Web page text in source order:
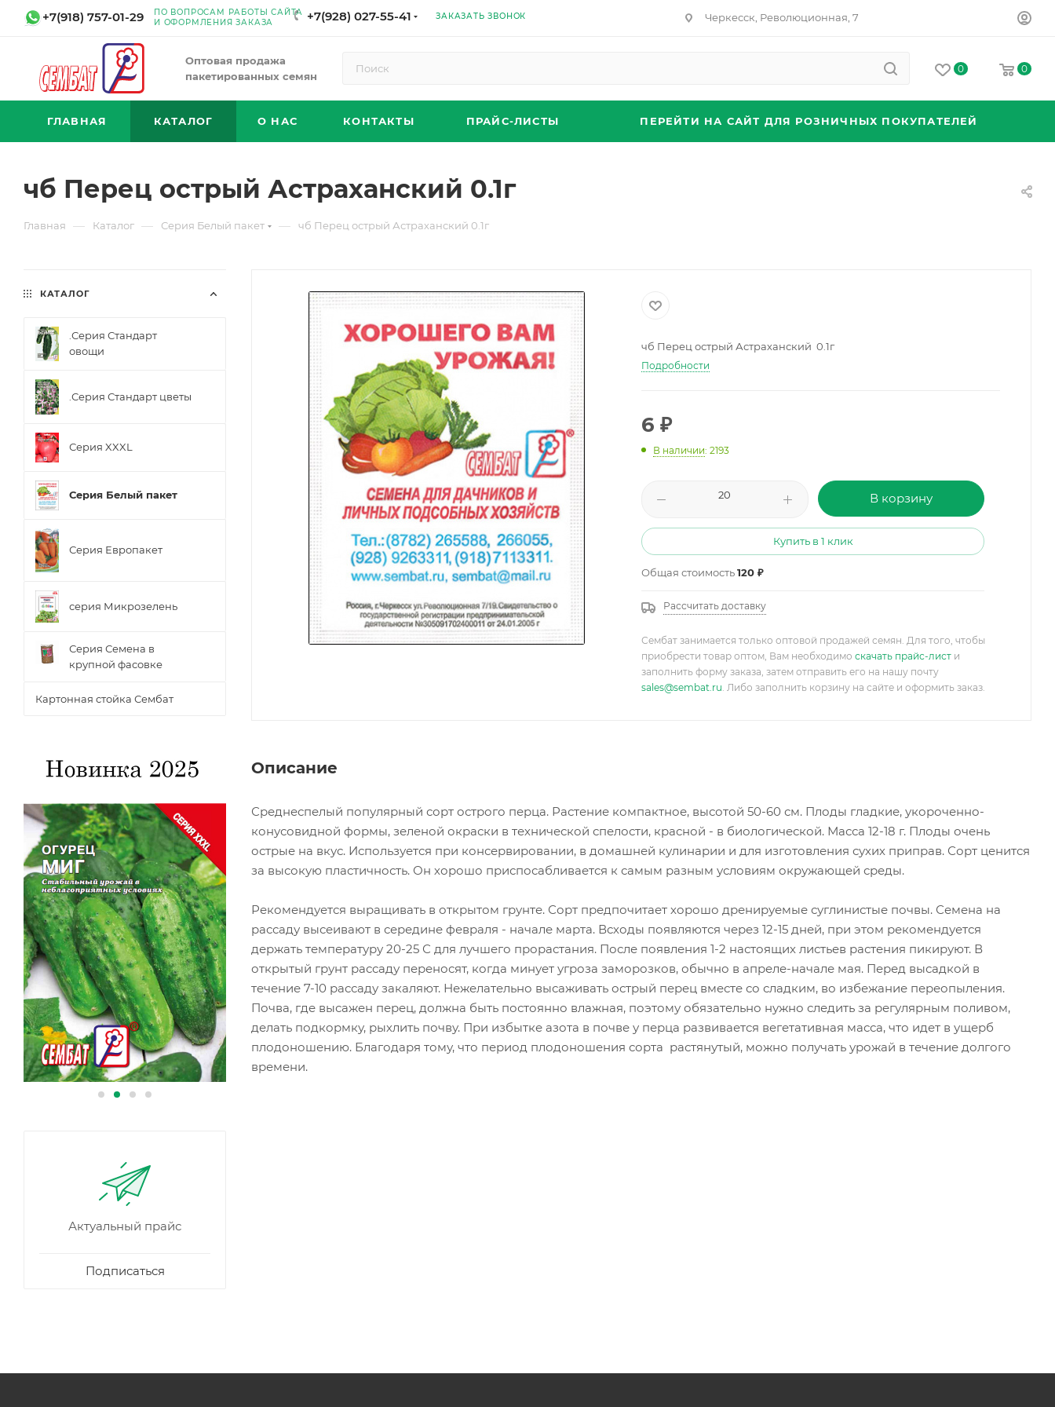
+7(918) 757-01-29
ПО ВОПРОСАМ РАБОТЫ САЙТА
И ОФОРМЛЕНИЯ ЗАКАЗА
+7(928) 027-55-41 ЗАКАЗАТЬ ЗВОНОК Черкесск, Революционная, 7
Оптовая продажа
пакетированных семян
0 0
ГЛАВНАЯ КАТАЛОГ О НАС КОНТАКТЫ ПРАЙС-ЛИСТЫ ПЕРЕЙТИ НА САЙТ ДЛЯ РОЗНИЧНЫХ ПОКУПАТЕЛЕЙ
чб Перец острый Астраханский 0.1г
Главная — Каталог — Серия Белый пакет — чб Перец острый Астраханский 0.1г
чб Перец острый Астраханский 0.1г
Подробности
6 ₽
В наличии: 2193
В корзину
Купить в 1 клик
Общая стоимость120 ₽
Рассчитать доставку
Сембат занимается только оптовой продажей семян. Для того, чтобы
приобрести товар оптом, Вам необходимо скачать прайс-лист и
заполнить форму заказа, затем отправить его на нашу почту
sales@sembat.ru. Либо заполнить корзину на сайте и оформить заказ.
Описание
Среднеспелый популярный сорт острого перца. Растение компактное, высотой 50-60 см. Плоды гладкие, укороченно-
конусовидной формы, зеленой окраски в технической спелости, красной - в биологической. Масса 12-18 г. Плоды очень
острые на вкус. Используется при консервировании, в домашней кулинарии и для изготовления сухих приправ. Сорт ценится
за высокую пластичность. Он хорошо приспосабливается к самым разным условиям окружающей среды.
Рекомендуется выращивать в открытом грунте. Сорт предпочитает хорошо дренируемые суглинистые почвы. Семена на
рассаду высеивают в середине февраля - начале марта. Всходы появляются через 12-15 дней, при этом рекомендуется
держать температуру 20-25 С для лучшего прорастания. После появления 1-2 настоящих листьев растения пикируют. В
открытый грунт рассаду переносят, когда минует угроза заморозков, обычно в апреле-начале мая. Перед высадкой в
течение 7-10 рассаду закаляют. Нежелательно высаживать острый перец вместе со сладким, во избежание переопыления.
Почва, где высажен перец, должна быть постоянно влажная, поэтому обязательно нужно следить за регулярным поливом,
делать подкормку, рыхлить почву. При избытке азота в почве у перца развивается вегетативная масса, что идет в ущерб
плодоношению. Благодаря тому, что период плодоношения сорта растянутый, можно получать урожай в течение долгого
времени.
КАТАЛОГ
.Серия Стандарт
овощи
.Серия Стандарт цветы
Серия XXXL
Серия Белый пакет
Серия Европакет
серия Микрозелень
Серия Семена в
крупной фасовке
Картонная стойка Сембат
Актуальный прайс
Подписаться